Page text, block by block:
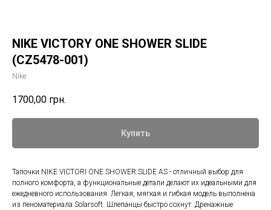
NIKE VICTORY ONE SHOWER SLIDE
(CZ5478-001)
Nike
1700,00 грн.
Купить
Тапочки NIKE VICTORI ONE SHOWER SLIDE AS - отличный выбор для
полного комфорта, а функциональные детали делают их идеальными для
ежедневного использования. Легкая, мягкая и гибкая модель выполнена
из пеноматериала Solarsoft. Шлепанцы быстро сохнут. Дренажные